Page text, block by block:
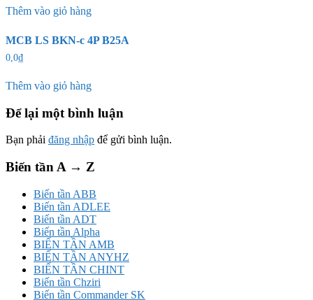
Thêm vào giỏ hàng
MCB LS BKN-c 4P B25A
0,0₫
Thêm vào giỏ hàng
Để lại một bình luận
Bạn phải đăng nhập để gửi bình luận.
Biến tần A → Z
Biến tần ABB
Biến tần ADLEE
Biến tần ADT
Biến tần Alpha
BIẾN TẦN AMB
BIẾN TẦN ANYHZ
BIẾN TẦN CHINT
Biến tần Chziri
Biến tần Commander SK